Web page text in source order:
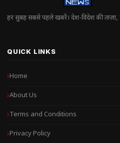
हर सुबह सबसे पहले खबरें। देश-विदेश की ताज़ा,
QUICK LINKS
Home
About Us
Terms and Conditions
Privacy Policy